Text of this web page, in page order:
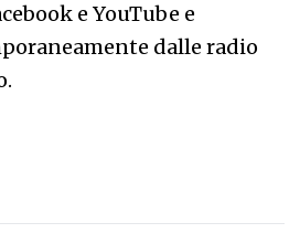
e YouTube e
dalle radio